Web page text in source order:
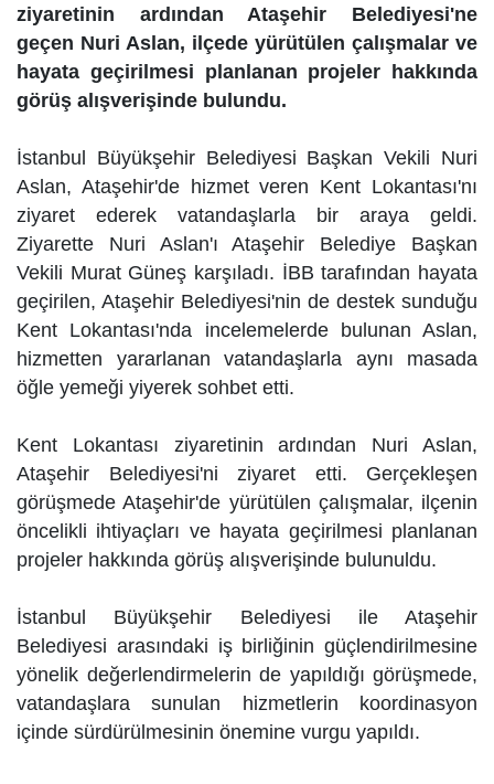
ziyaretinin ardından Ataşehir Belediyesi'ne
geçen Nuri Aslan, ilçede yürütülen çalışmalar ve
hayata geçirilmesi planlanan projeler hakkında
görüş alışverişinde bulundu.
İstanbul Büyükşehir Belediyesi Başkan Vekili Nuri
Aslan, Ataşehir'de hizmet veren Kent Lokantası'nı
ziyaret ederek vatandaşlarla bir araya geldi.
Ziyarette Nuri Aslan'ı Ataşehir Belediye Başkan
Vekili Murat Güneş karşıladı. İBB tarafından hayata
geçirilen, Ataşehir Belediyesi'nin de destek sunduğu
Kent Lokantası'nda incelemelerde bulunan Aslan,
hizmetten yararlanan vatandaşlarla aynı masada
öğle yemeği yiyerek sohbet etti.
Kent Lokantası ziyaretinin ardından Nuri Aslan,
Ataşehir Belediyesi'ni ziyaret etti. Gerçekleşen
görüşmede Ataşehir'de yürütülen çalışmalar, ilçenin
öncelikli ihtiyaçları ve hayata geçirilmesi planlanan
projeler hakkında görüş alışverişinde bulunuldu.
İstanbul Büyükşehir Belediyesi ile Ataşehir
Belediyesi arasındaki iş birliğinin güçlendirilmesine
yönelik değerlendirmelerin de yapıldığı görüşmede,
vatandaşlara sunulan hizmetlerin koordinasyon
içinde sürdürülmesinin önemine vurgu yapıldı.